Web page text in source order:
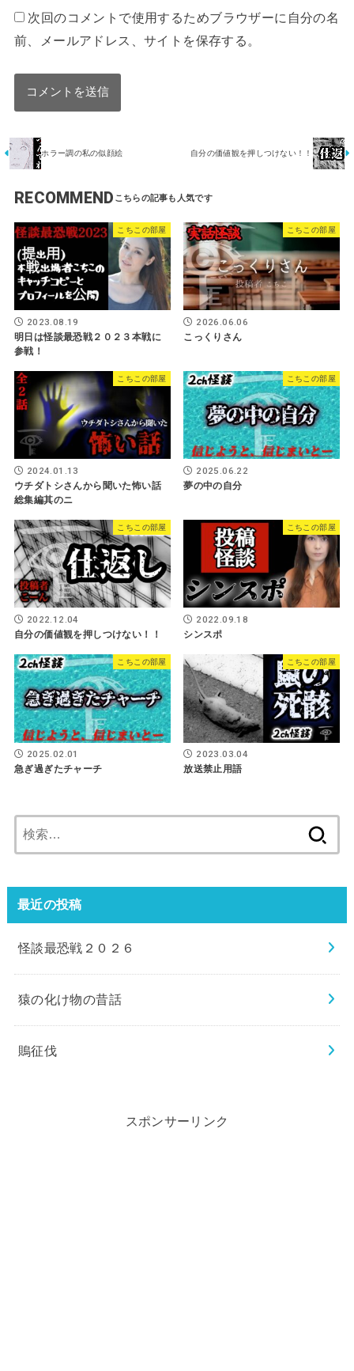
次回のコメントで使用するためブラウザーに自分の名
前、メールアドレス、サイトを保存する。
ホラー調の私の似顔絵 自分の価値観を押しつけない！！
RECOMMEND
こちこの部屋
2023.08.19
明日は怪談最恐戦２０２３本戦に
参戦！
こちこの部屋
2026.06.06
こっくりさん
こちこの部屋
2024.01.13
ウチダトシさんから聞いた怖い話
総集編其のニ
こちこの部屋
2025.06.22
夢の中の自分
こちこの部屋
2022.12.04
自分の価値観を押しつけない！！
こちこの部屋
2022.09.18
シンスポ
こちこの部屋
2025.02.01
急ぎ過ぎたチャーチ
こちこの部屋
2023.03.04
放送禁止用語
索:
最近の投稿
怪談最恐戦２０２６
猿の化け物の昔話
鵙征伐
スポンサーリンク